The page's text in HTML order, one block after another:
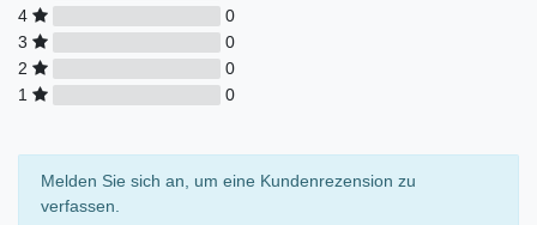
4
0
3
0
2
0
1
0
Melden Sie sich an, um eine Kundenrezension zu
verfassen.